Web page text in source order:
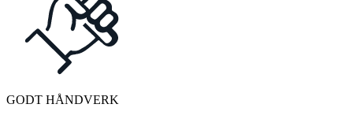
GODT HÅNDVERK